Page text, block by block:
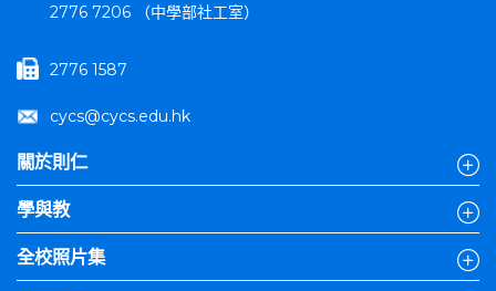
2776 7206 （中學部社工室）
2776 1587
cycs@cycs.edu.hk
關於則仁
學與教
全校照片集